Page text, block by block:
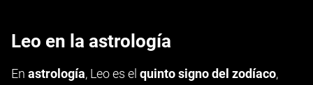
Leo en la astrología
En astrología, Leo es el quinto signo del zodíaco,